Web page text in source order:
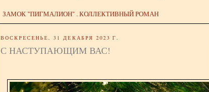
ЗАМОК "ПИГМАЛИОН" . КОЛЛЕКТИВНЫЙ РОМАН
ВОСКРЕСЕНЬЕ, 31 ДЕКАБРЯ 2023 Г.
С НАСТУПАЮЩИМ ВАС!